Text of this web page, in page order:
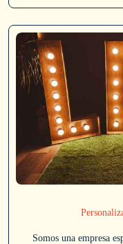
Somos una empresa